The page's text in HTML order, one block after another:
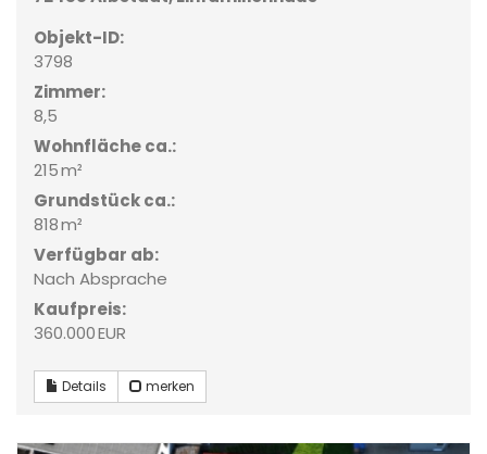
Objekt-ID:
3798
Zimmer:
8,5
Wohnfläche ca.:
215 m²
Grund­stück ca.:
818 m²
Verfügbar ab:
Nach Absprache
Kaufpreis:
360.000 EUR
Details merken